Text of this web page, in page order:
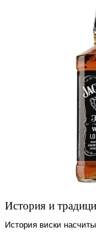
История и
История виски